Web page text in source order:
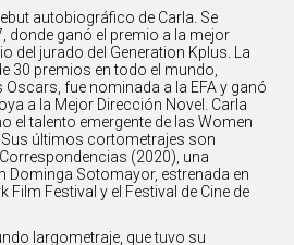
autobiográfico de Carla. Se
donde ganó el premio a la mejor
del jurado del Generation Kplus. La
30 premios en todo el mundo,
fue nominada a la EFA y ganó
a la Mejor Dirección Novel. Carla
el talento emergente de las Women
Sus últimos cortometrajes son
(2020), una
Sotomayor, estrenada en
Film Festival y el Festival de Cine de
largometraje, que tuvo su